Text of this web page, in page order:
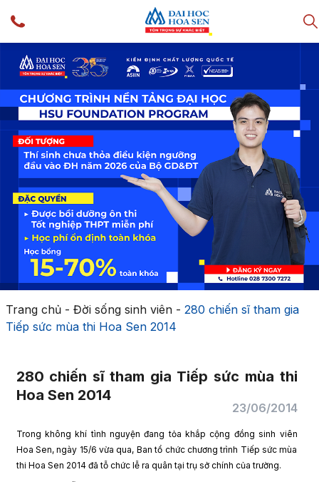
Trang chủ- Đời sống sinh viên- 280 chiến sĩ tham gia
Tiếp sức mùa thi Hoa Sen 2014
280 chiến sĩ tham gia Tiếp sức mùa thi
Hoa Sen 2014
23/06/2014
Trong không khí tình nguyện đang tỏa khắp cộng đồng sinh viên
Hoa Sen, ngày 15/6 vừa qua, Ban tổ chức chương trình Tiếp sức mùa
thi Hoa Sen 2014 đã tỗ chức lễ ra quân tại trụ sở chính của trường.